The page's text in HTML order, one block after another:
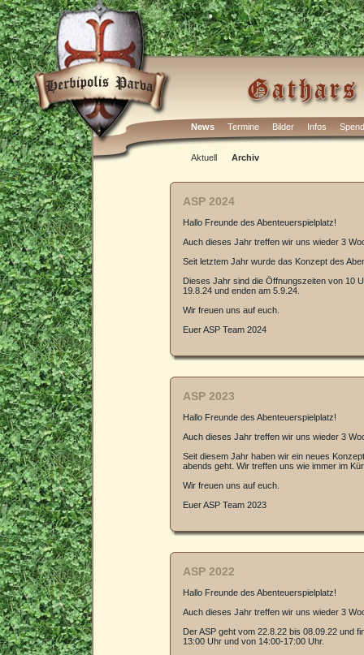
News Termine Bilder Infos
Aktuell Archiv
ASP 2024
Hallo Freunde des Abenteuerspielplatz!
Auch dieses Jahr treffen wir uns wieder 3
Seit letztem Jahr wurde das Konzept des
Dieses Jahr sind die Öffnungszeiten von 10
19.8.24 und enden am 5.9.24.
Wir freuen uns auf euch.
Euer ASP Team 2024
ASP 2023
Hallo Freunde des Abenteuerspielplatz!
Auch dieses Jahr treffen wir uns wieder 3
Seit diesem Jahr haben wir ein neues
abends geht. Wir treffen uns wie immer im
Wir freuen uns auf euch.
Euer ASP Team 2023
ASP 2022
Hallo Freunde des Abenteuerspielplatz!
Auch dieses Jahr treffen wir uns wieder 3
Der ASP geht vom 22.8.22 bis 08.09.22 und
13:00 Uhr und von 14:00-17:00 Uhr.